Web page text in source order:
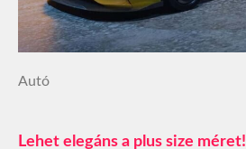
Autó
Lehet elegáns a plus size méret!